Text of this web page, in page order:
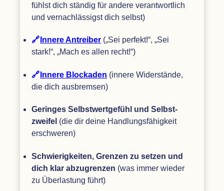
fühlst dich stän­dig für andere ver­ant­wort­lich
und ver­nach­läs­sigst dich selbst)
Innere Antrei­ber („Sei per­fekt!“,„Sei
stark!“,„Mach es allen recht!“)
Innere Blo­cka­den (innere Wider­stände,
die dich ausbremsen)
Gerin­ges Selbst­wert­ge­fühl und Selbst­
zwei­fel (die dir deine Hand­lungs­fä­hig­keit
erschweren)
Schwie­rig­kei­ten, Gren­zen zu set­zen und
dich klar abzu­gren­zen (was immer wie­der
zu Über­las­tung führt)